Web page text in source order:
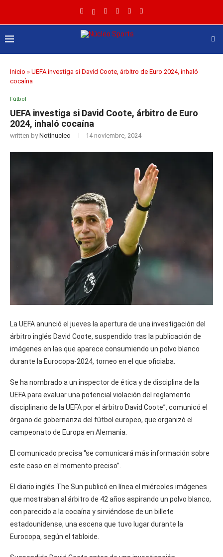
Inicio » UEFA investiga si David Coote, árbitro de Euro 2024, inhaló
cocaína
Fútbol
UEFA investiga si David Coote, árbitro de Euro
2024, inhaló cocaína
written byNotinucleo 14 noviembre, 2024
La UEFA anunció el jueves la apertura de una investigación del
árbitro inglés David Coote, suspendido tras la publicación de
imágenes en las que aparece consumiendo un polvo blanco
durante la Eurocopa-2024, torneo en el que oficiaba.
Se ha nombrado a un inspector de ética y de disciplina de la
UEFA para evaluar una potencial violación del reglamento
disciplinario de la UEFA por el árbitro David Coote”, comunicó el
órgano de gobernanza del fútbol europeo, que organizó el
campeonato de Europa en Alemania.
El comunicado precisa “se comunicará más información sobre
este caso en el momento preciso”.
El diario inglés The Sun publicó en línea el miércoles imágenes
que mostraban al árbitro de 42 años aspirando un polvo blanco,
con parecido a la cocaína y sirviéndose de un billete
estadounidense, una escena que tuvo lugar durante la
Eurocopa, según el tabloide.